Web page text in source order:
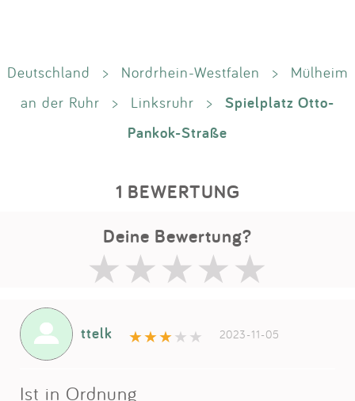
Deutschland > Nordrhein-Westfalen >
Mülheim
an der Ruhr
> Linksruhr >
Spielplatz Otto-
Pankok-Straße
1 BEWERTUNG
Deine Bewertung?
ttelk 2023-11-05
Ist in Ordnung